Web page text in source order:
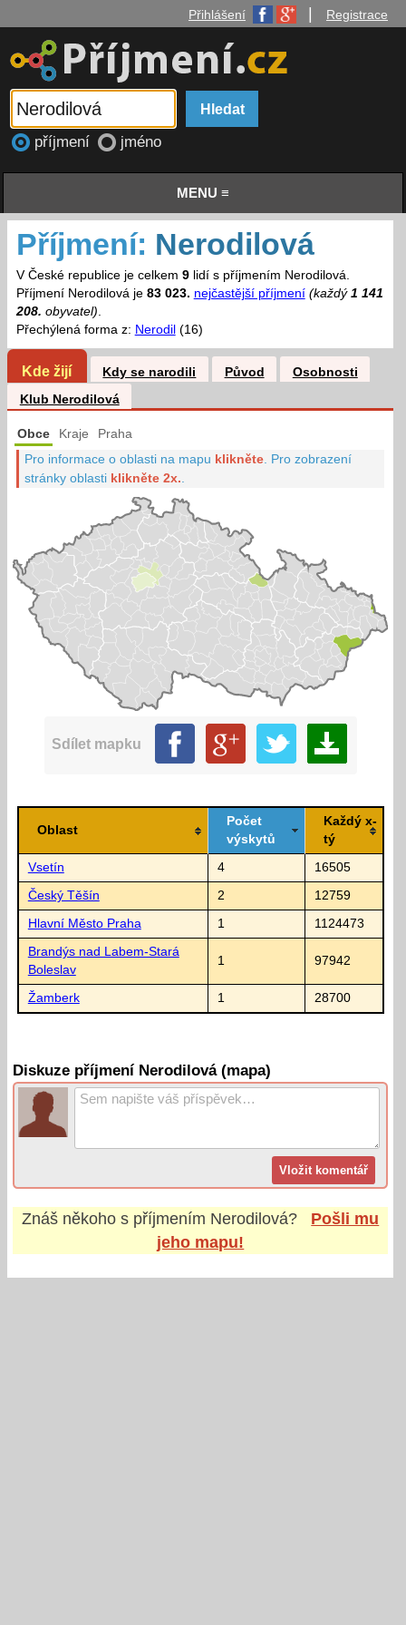
Přihlášení Registrace
příjmení jméno
MENU ≡
Příjmení: Nerodilová
V České republice je celkem 9lidí s příjmením Nerodilová.
Příjmení Nerodilová je 83 023. nejčastější příjmení (každý 1 141
208. obyvatel).
Přechýlená forma z: Nerodil (16)
Kde žijí Kdy se narodili Původ
Osobnosti
Klub Nerodilová
Obce Kraje Praha
Pro informace o oblasti na mapu klikněte Pro zobrazení
stránky oblasti klikněte 2x.
Sdílet mapku
Oblast
Počet
výskytů
Každý x-
tý
Vsetín 4 16505
Český Těšín 2 12759
Hlavní Město Praha 1 1124473
Brandýs nad Labem-Stará
Boleslav
1 97942
Žamberk 1 28700
Diskuze příjmení Nerodilová (mapa)
Znáš někoho s příjmením Nerodilová?
Pošli mu
jeho mapu!